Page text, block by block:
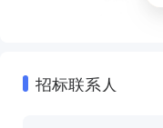
招标联系人